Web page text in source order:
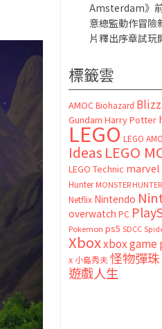
Amsterdam》
意總監動作冒險
片釋出序章試玩
標籤雲
AMOC Biohazard
Gundam Harry Potter
LEGO LEGO
Ideas LEGO
LEGO Technic marvel
Hunter MONSTER
Netflix Nintendo
overwatch PC
Pokemon ps5 SDCC
Xboxxbox game
x 小島秀夫怪物彈珠
遊戲人生